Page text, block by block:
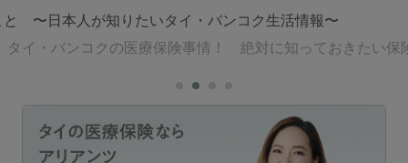
と 〜日本人が知りたいタイ・バンコク生活情報〜
イ・バンコクの医療保険事情！ 絶対に知っておきたい保